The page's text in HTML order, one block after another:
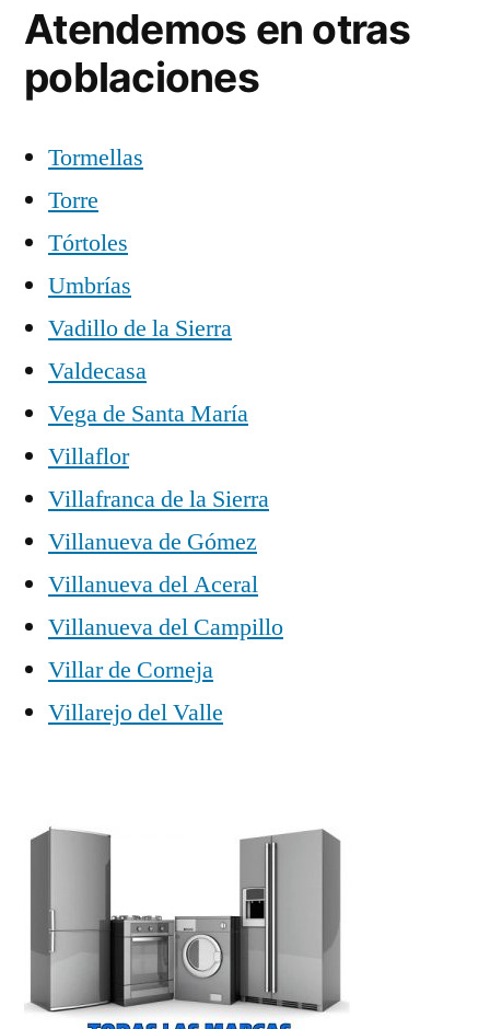
Atendemos en otras
poblaciones
Tormellas
Torre
Tórtoles
Umbrías
Vadillo de la Sierra
Valdecasa
Vega de Santa María
Villaflor
Villafranca de la Sierra
Villanueva de Gómez
Villanueva del Aceral
Villanueva del Campillo
Villar de Corneja
Villarejo del Valle